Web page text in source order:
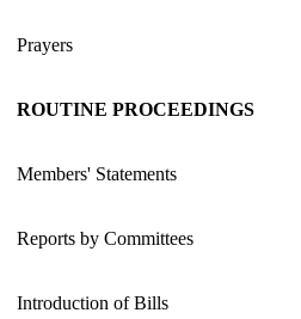
Prayers
ROUTINE PROCEEDINGS
Members' Statements
Reports by Committees
Introduction of Bills